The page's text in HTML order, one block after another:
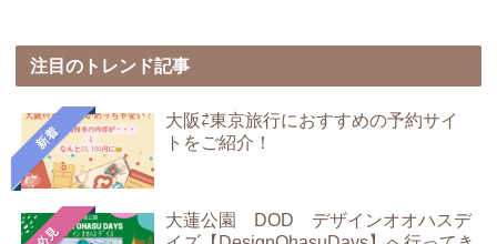
注目のトレンド記事
新着
大阪⇄東京旅行におすすめの予約サイ
トをご紹介！
必見
大蓮公園 DOD デザインオオハスデ